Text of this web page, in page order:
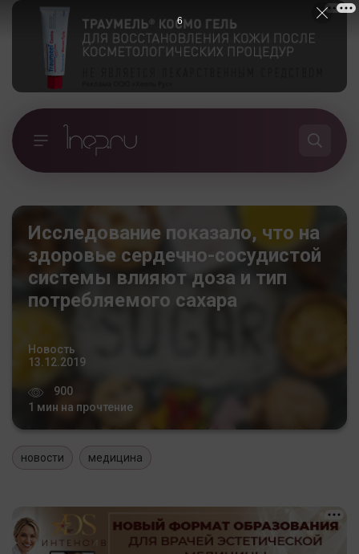
Исследование показало, что на
здоровье сердечно-сосудистой
системы влияют доза и тип
потребляемого сахара
Новость
13.12.2019
900
1 мин на прочтение
новости медицина
5